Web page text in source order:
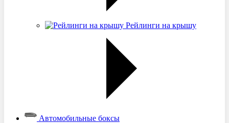
Рейлинги на крышу
Автомобильные боксы